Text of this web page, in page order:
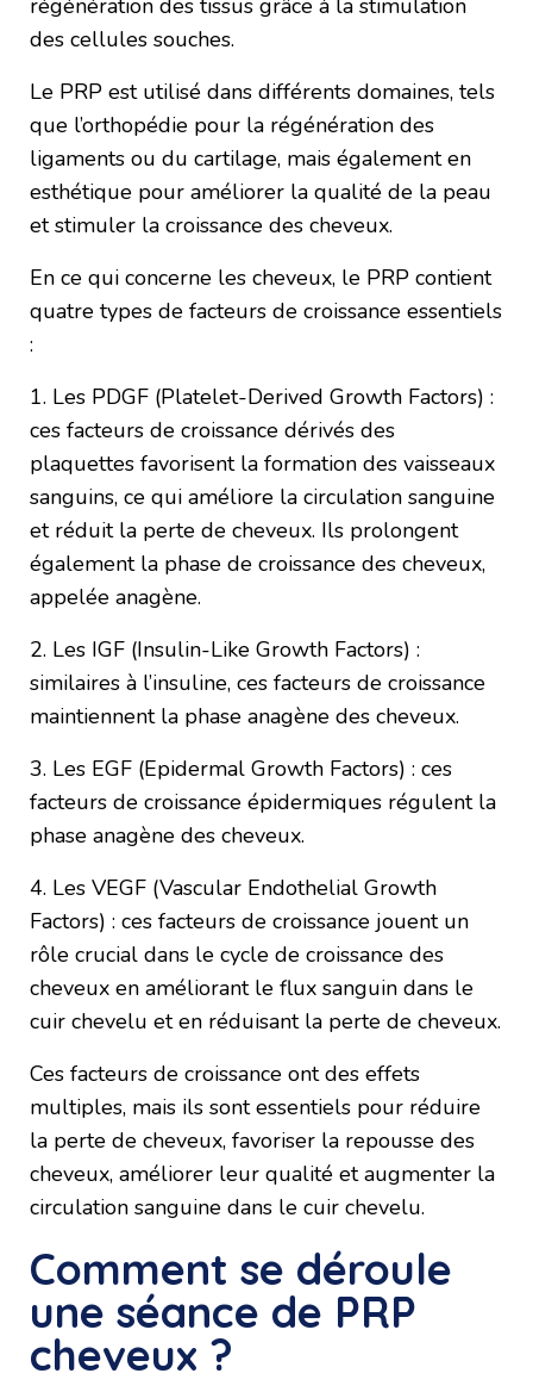
régénération des tissus grâce à la stimulation
des cellules souches.
Le PRP est utilisé dans différents domaines, tels
que l’orthopédie pour la régénération des
ligaments ou du cartilage, mais également en
esthétique pour améliorer la qualité de la peau
et stimuler la croissance des cheveux.
En ce qui concerne les cheveux, le PRP contient
quatre types de facteurs de croissance essentiels
:
1. Les PDGF (Platelet-Derived Growth Factors) :
ces facteurs de croissance dérivés des
plaquettes favorisent la formation des vaisseaux
sanguins, ce qui améliore la circulation sanguine
et réduit la perte de cheveux. Ils prolongent
également la phase de croissance des cheveux,
appelée anagène.
2. Les IGF (Insulin-Like Growth Factors) :
similaires à l’insuline, ces facteurs de croissance
maintiennent la phase anagène des cheveux.
3. Les EGF (Epidermal Growth Factors) : ces
facteurs de croissance épidermiques régulent la
phase anagène des cheveux.
4. Les VEGF (Vascular Endothelial Growth
Factors) : ces facteurs de croissance jouent un
rôle crucial dans le cycle de croissance des
cheveux en améliorant le flux sanguin dans le
cuir chevelu et en réduisant la perte de cheveux.
Ces facteurs de croissance ont des effets
multiples, mais ils sont essentiels pour réduire
la perte de cheveux, favoriser la repousse des
cheveux, améliorer leur qualité et augmenter la
circulation sanguine dans le cuir chevelu.
Comment se déroule
une séance de PRP
cheveux ?